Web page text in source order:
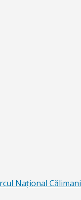
Naţional Călimani